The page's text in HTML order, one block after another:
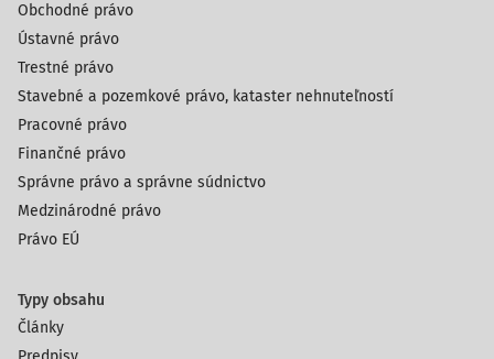
Obchodné právo
Ústavné právo
Trestné právo
Stavebné a pozemkové právo, kataster nehnuteľností
Pracovné právo
Finančné právo
Správne právo a správne súdnictvo
Medzinárodné právo
Právo EÚ
Typy obsahu
Články